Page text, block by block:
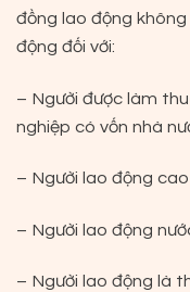
đồng lao động
động đối với:
– Người được làm
nghiệp có vốn nhà
– Người lao động
– Người lao động
– Người lao động là